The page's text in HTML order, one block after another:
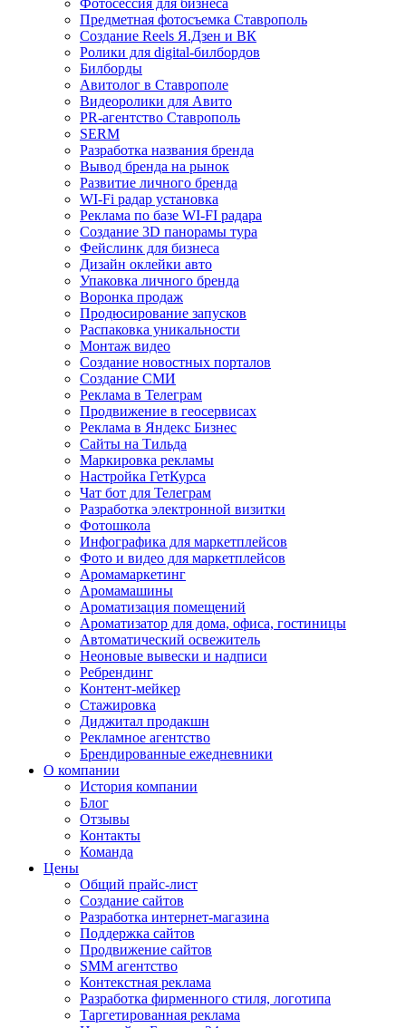
Фотосессия для бизнеса
Предметная фотосъемка Ставрополь
Создание Reels Я.Дзен и ВК
Ролики для digital-билбордов
Билборды
Авитолог в Ставрополе
Видеоролики для Авито
PR-агентство Ставрополь
SERM
Разработка названия бренда
Вывод бренда на рынок
Развитие личного бренда
WI-Fi радар установка
Реклама по базе WI-FI радара
Создание 3D панорамы тура
Фейслинк для бизнеса
Дизайн оклейки авто
Упаковка личного бренда
Воронка продаж
Продюсирование запусков
Распаковка уникальности
Монтаж видео
Создание новостных порталов
Cоздание СМИ
Реклама в Телеграм
Продвижение в геосервисах
Реклама в Яндекс Бизнес
Сайты на Тильда
Маркировка рекламы
Настройка ГетКурса
Чат бот для Телеграм
Разработка электронной визитки
Фотошкола
Инфографика для маркетплейсов
Фото и видео для маркетплейсов
Аромамаркетинг
Аромамашины
Ароматизация помещений
Ароматизатор для дома, офиса, гостиницы
Автоматический освежитель
Неоновые вывески и надписи
Ребрендинг
Контент-мейкер
Стажировка
Диджитал продакшн
Рекламное агентство
Брендированные ежедневники
О компании
История компании
Блог
Отзывы
Контакты
Команда
Цены
Общий прайс-лист
Создание сайтов
Разработка интернет-магазина
Поддержка сайтов
Продвижение сайтов
SMM агентство
Контекстная реклама
Разработка фирменного стиля, логотипа
Таргетированная реклама